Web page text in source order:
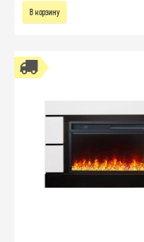
В корзину